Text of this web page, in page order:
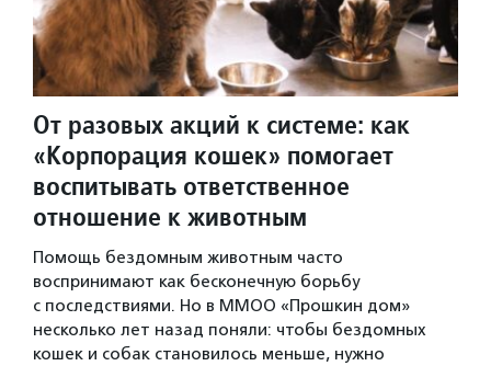
От разовых акций к системе: как
«Корпорация кошек» помогает
воспитывать ответственное
отношение к животным
Помощь бездомным животным часто
воспринимают как бесконечную борьбу
с последствиями. Но в ММОО «Прошкин дом»
несколько лет назад поняли: чтобы бездомных
кошек и собак становилось меньше, нужно